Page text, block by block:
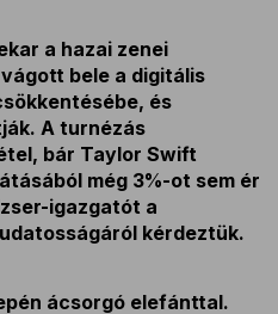
a hazai zenei
bele a digitális
és
A turnézás
bár Taylor Swift
még 3%-ot sem ér
igazgatót a
kérdeztük.
ácsorgó elefánttal.